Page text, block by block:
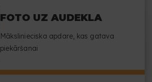
FOTO UZ AUDEKLA
Mākslinieciska apdare, kas gatava
piekāršanai